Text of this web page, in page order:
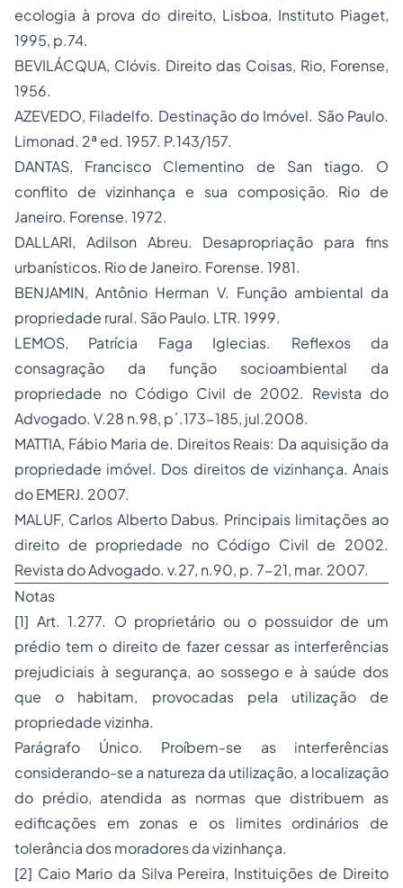
ecologia à prova do direito, Lisboa, Instituto Piaget,
1995, p.74.
BEVILÁCQUA, Clóvis. Direito das Coisas, Rio, Forense,
1956.
AZEVEDO, Filadelfo. Destinação do Imóvel. São Paulo.
Limonad. 2ª ed. 1957. P.143/157.
DANTAS, Francisco Clementino de San tiago. O
conflito de vizinhança e sua composição. Rio de
Janeiro. Forense. 1972.
DALLARI, Adilson Abreu. Desapropriação para fins
urbanísticos. Rio de Janeiro. Forense. 1981.
BENJAMIN, Antônio Herman V. Função ambiental da
propriedade rural. São Paulo. LTR. 1999.
LEMOS, Patrícia Faga Iglecias. Reflexos da
consagração da função socioambiental da
propriedade no Código Civil de 2002. Revista do
Advogado. V.28 n.98, p´.173-185, jul.2008.
MATTIA, Fábio Maria de. Direitos Reais: Da aquisição da
propriedade imóvel. Dos direitos de vizinhança. Anais
do EMERJ. 2007.
MALUF, Carlos Alberto Dabus. Principais limitações ao
direito de propriedade no Código Civil de 2002.
Revista do Advogado. v.27, n.90, p. 7-21, mar. 2007.
Notas
[1] Art. 1.277. O proprietário ou o possuidor de um
prédio tem o direito de fazer cessar as interferências
prejudiciais à segurança, ao sossego e à saúde dos
que o habitam, provocadas pela utilização de
propriedade vizinha.
Parágrafo Único. Proíbem-se as interferências
considerando-se a natureza da utilização, a localização
do prédio, atendida as normas que distribuem as
edificações em zonas e os limites ordinários de
tolerância dos moradores da vizinhança.
[2] Caio Mario da Silva Pereira, Instituições de Direito